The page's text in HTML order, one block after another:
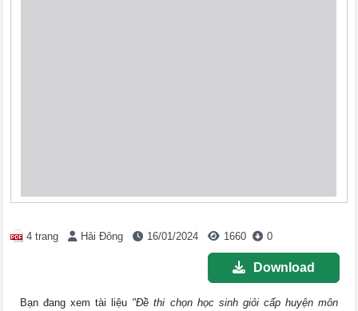
4 trang Hải Đông 16/01/2024 1660 0
Download
Bạn đang xem tài liệu "Đề thi chọn học sinh giỏi cấp huyện môn